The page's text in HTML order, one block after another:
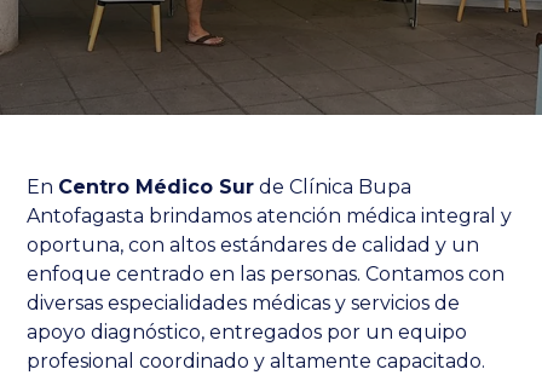
Programas y Convenios
modo claro
En Centro Médico Sur de Clínica Bupa
Antofagasta brindamos atención médica integral y
oportuna, con altos estándares de calidad y un
enfoque centrado en las personas. Contamos con
diversas especialidades médicas y servicios de
apoyo diagnóstico, entregados por un equipo
profesional coordinado y altamente capacitado.